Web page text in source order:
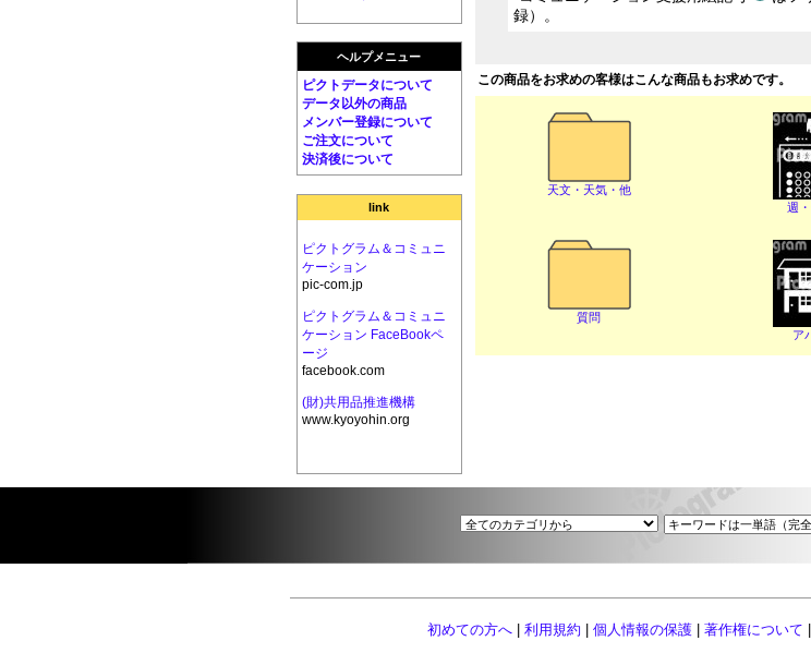
ヘルプメニュー
ピクトデータについて
データ以外の商品
メンバー登録について
ご注文について
決済後について
link
ピクトグラム＆コミュニ
ケーション
pic-com.jp
ピクトグラム＆コミュニ
ケーション FaceBookペ
ージ
facebook.com
(財)共用品推進機構
www.kyoyohin.org
録）。
この商品をお求めの客様はこんな商品もお求めです。
天文・天気・他
週
質問
ア
初めての方へ 利用規約 個人情報の保護 著作権について